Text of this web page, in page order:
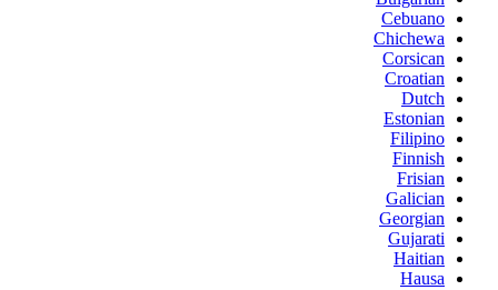
Cebuano
Chichewa
Corsican
Croatian
Dutch
Estonian
Filipino
Finnish
Frisian
Galician
Georgian
Gujarati
Haitian
Hausa